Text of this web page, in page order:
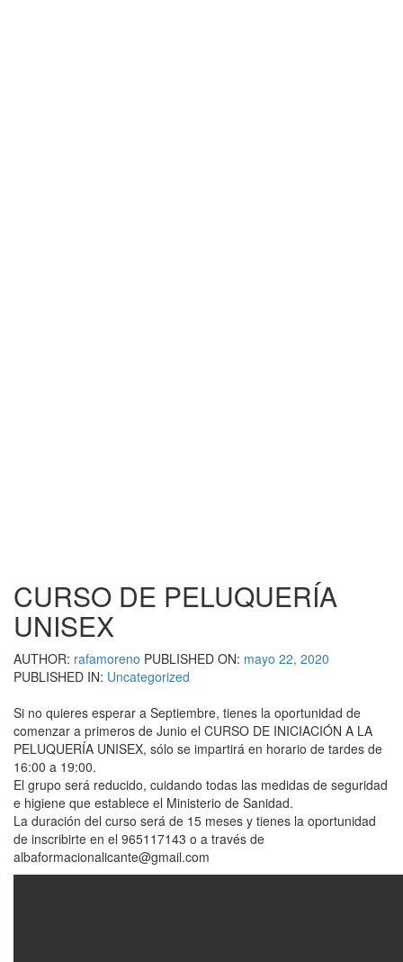
CURSO DE PELUQUERÍA
UNISEX
AUTHOR: rafamoreno PUBLISHED ON: mayo 22, 2020
PUBLISHED IN: Uncategorized
Si no quieres esperar a Septiembre, tienes la oportunidad de
comenzar a primeros de Junio el CURSO DE INICIACIÓN A LA
PELUQUERÍA UNISEX, sólo se impartirá en horario de tardes de
16:00 a 19:00.
El grupo será reducido, cuidando todas las medidas de seguridad
e higiene que establece el Ministerio de Sanidad.
La duración del curso será de 15 meses y tienes la oportunidad
de inscribirte en el 965117143 o a través de
albaformacionalicante@gmail.com